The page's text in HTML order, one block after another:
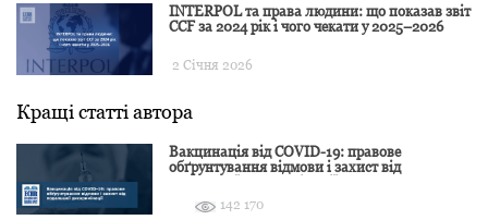
INTERPOL та права людини: що показав звіт
CCF за 2024 рік і чого чекати у 2025–2026
2 Січня 2026
Кращі статті автора
Вакцинація від COVID-19: правове
обґрунтування відмови і захист від
142 170